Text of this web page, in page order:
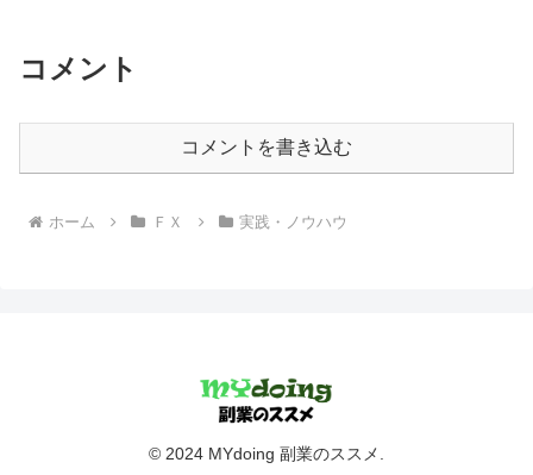
コメント
コメントを書き込む
ホーム ＦＸ 実践・ノウハウ
© 2024 MYdoing 副業のススメ.